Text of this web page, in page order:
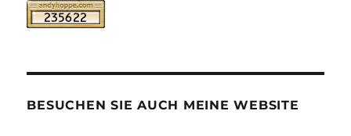
BESUCHEN SIE AUCH MEINE WEBSITE